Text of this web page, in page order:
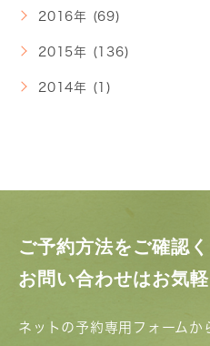
2016年 (69)
2015年 (136)
2014年 (1)
ご予約方法をご確認
お問い合わせはお気
ネットの予約専用フォームか